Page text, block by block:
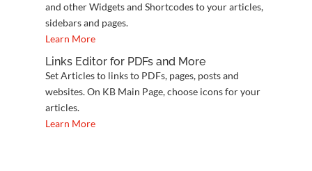
and other Widgets and Shortcodes to your articles,
sidebars and pages.
Learn More
Links Editor for PDFs and More
Set Articles to links to PDFs, pages, posts and
websites. On KB Main Page, choose icons for your
articles.
Learn More